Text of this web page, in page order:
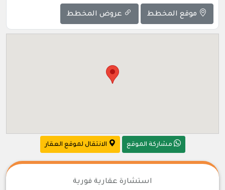
موقع المخطط عروض المخطط
مشاركة الموقع الانتقال لموقع العقار
استشارة عقارية فورية